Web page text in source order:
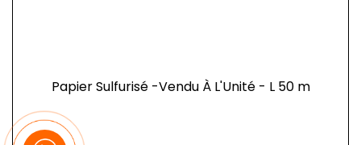
Papier Sulfurisé -Vendu À L'Unité - L 50 m